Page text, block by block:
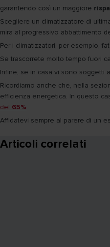
garantendo così un maggiore
Scegliere un climatizzatore di
mira al progressivo abbattimento
Per i climatizzatori, per esempio,
Se trascorrete molto tempo fuori
Infine, se in casa vi sono soggetti
Ricordiamo anche che, nella
efficienza energetica. In questo
del 65%.
Affidatevi sempre al parere di un
Articoli correlati